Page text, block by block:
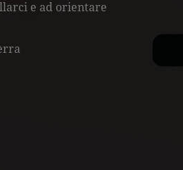
e ad orientare